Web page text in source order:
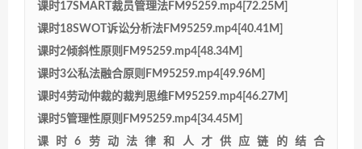
课时17SMART裁员管理法FM95259.mp4[72.25M]
课时18SWOT诉讼分析法FM95259.mp4[40.41M]
课时2倾斜性原则FM95259.mp4[48.34M]
课时3公私法融合原则FM95259.mp4[49.96M]
课时4劳动仲裁的裁判思维FM95259.mp4[46.27M]
课时5管理性原则FM95259.mp4[34.45M]
课时6劳动法律和人才供应链的结合